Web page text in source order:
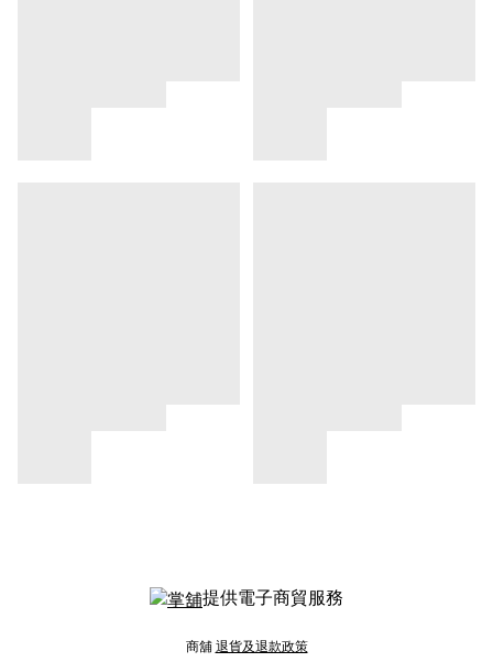
提供電子商貿服務
商舖 退貨及退款政策